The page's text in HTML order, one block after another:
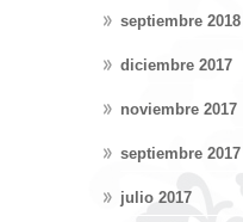
septiembre 2018
diciembre 2017
noviembre 2017
septiembre 2017
julio 2017